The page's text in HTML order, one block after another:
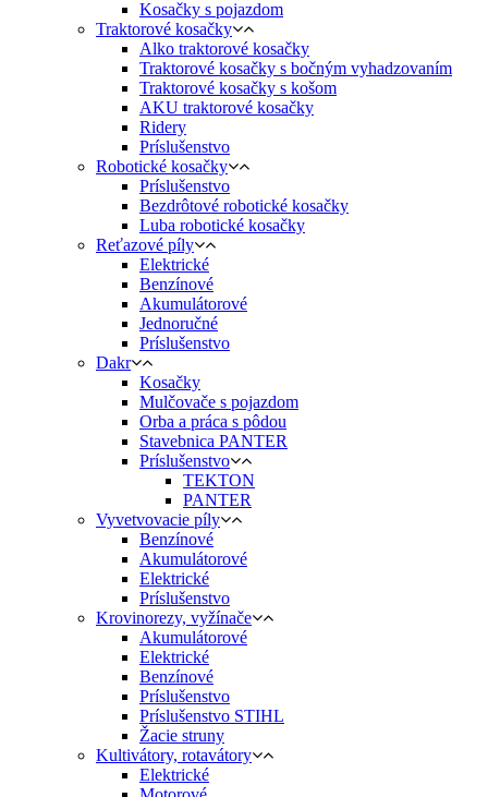
Kosačky s pojazdom
Traktorové kosačky
Alko traktorové kosačky
Traktorové kosačky s bočným vyhadzovaním
Traktorové kosačky s košom
AKU traktorové kosačky
Ridery
Príslušenstvo
Robotické kosačky
Príslušenstvo
Bezdrôtové robotické kosačky
Luba robotické kosačky
Reťazové píly
Elektrické
Benzínové
Akumulátorové
Jednoručné
Príslušenstvo
Dakr
Kosačky
Mulčovače s pojazdom
Orba a práca s pôdou
Stavebnica PANTER
Príslušenstvo
TEKTON
PANTER
Vyvetvovacie píly
Benzínové
Akumulátorové
Elektrické
Príslušenstvo
Krovinorezy, vyžínače
Akumulátorové
Elektrické
Benzínové
Príslušenstvo
Príslušenstvo STIHL
Žacie struny
Kultivátory, rotavátory
Elektrické